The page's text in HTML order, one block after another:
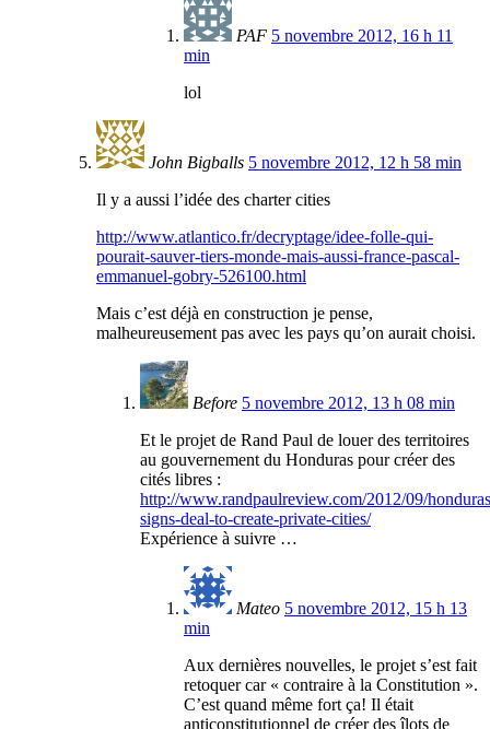
PAF 5 novembre 2012, 16 h 11
min
lol
John Bigballs 5 novembre 2012, 12 h 58 min
Il y a aussi l’idée des charter cities
http://www.atlantico.fr/decryptage/idee-folle-qui-
pourait-sauver-tiers-monde-mais-aussi-france-pascal-
emmanuel-gobry-526100.html
Mais c’est déjà en construction je pense,
malheureusement pas avec les pays qu’on aurait choisi.
Before 5 novembre 2012, 13 h 08 min
Et le projet de Rand Paul de louer des territoires
au gouvernement du Honduras pour créer des
cités libres :
http://www.randpaulreview.com/2012/09/
signs-deal-to-create-private-cities/
Expérience à suivre …
Mateo 5 novembre 2012, 15 h 13
min
Aux dernières nouvelles, le projet s’est fait
retoquer car « contraire à la Constitution ».
C’est quand même fort ça! Il était
anticonstitutionnel de créer des îlots de